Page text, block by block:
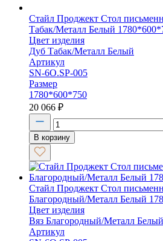
Стайл Проджект Стол
Табак/Металл Белый
Цвет изделия
Дуб Табак/Металл Белый
Артикул
SN-6O.SP-005
Размер
1780*600*750
20 066 ₽
В корзину
Стайл Проджект Стол
Благородный/Металл Белый
Цвет изделия
Вяз Благородный/Металл Белый
Артикул